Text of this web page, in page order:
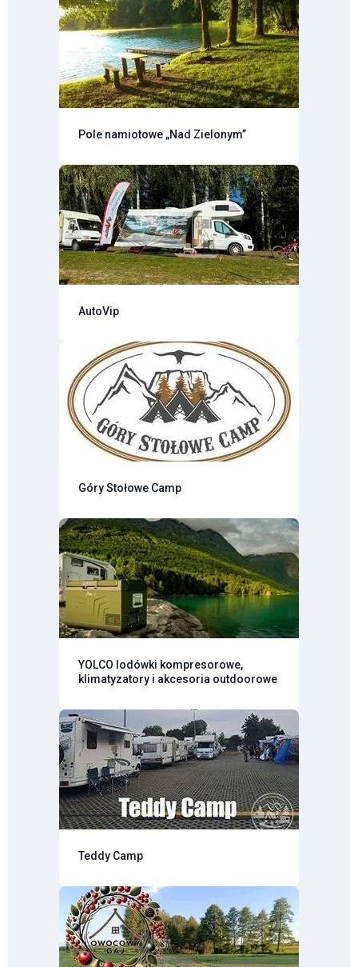
Pole namiotowe „Nad Zielonym”
AutoVip
Góry Stołowe Camp
YOLCO lodówki kompresorowe,
klimatyzatory i akcesoria outdoorowe
Teddy Camp